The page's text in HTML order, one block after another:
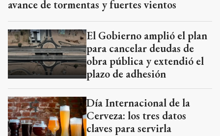
avance de tormentas y fuertes vientos
El Gobierno amplió el plan
para cancelar deudas de
obra pública y extendió el
plazo de adhesión
Día Internacional de la
Cerveza: los tres datos
claves para servirla